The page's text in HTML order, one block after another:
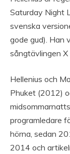
Saturday Night
svenska
gode gud). Han
sångtävlingen
Hellenius och
Phuket (2012)
programledare
hörna, sedan
2014 och